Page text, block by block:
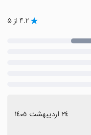
۴.۲ از ۵
٢٤ اردیبهشت ١٤٠٥